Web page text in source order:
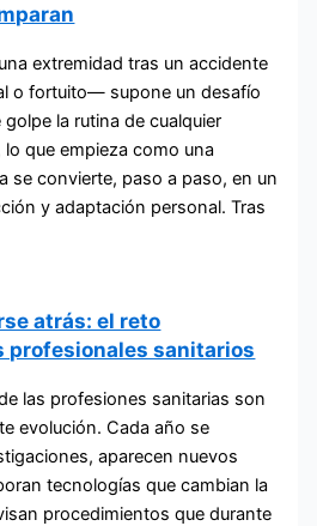
extremidad tras un accidente
o fortuito— supone un desafío
la rutina de cualquier
que empieza como una
se convierte, paso a paso, en un
y adaptación personal. Tras
atrás: el reto
profesionales sanitarios
las profesiones sanitarias son
evolución. Cada año se
aparecen nuevos
tecnologías que cambian la
procedimientos que durante